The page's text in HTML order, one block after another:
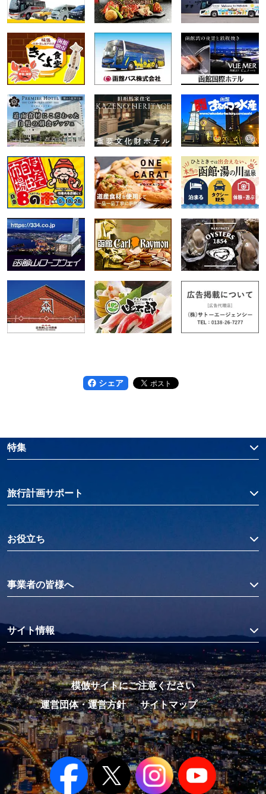
シェア
特集
旅行計画サポート
お役立ち
事業者の皆様へ
サイト情報
模倣サイトにご注意ください
運営団体・運営方針
サイトマップ